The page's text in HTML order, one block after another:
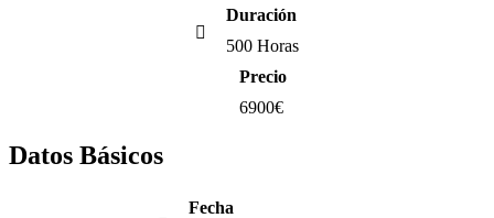
Duración
500 Horas
Precio
6900€
Datos Básicos
Fecha